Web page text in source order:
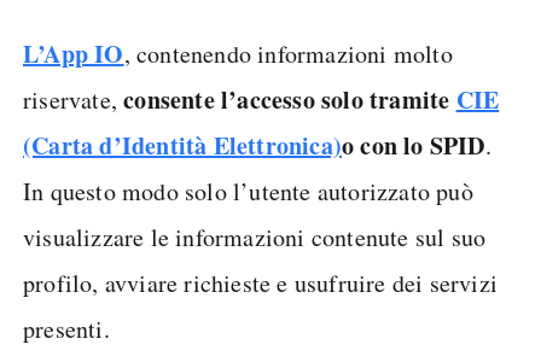
L’App IO, contenendo informazioni molto
riservate,consente l’accesso solo tramite CIE
(Carta d’Identità Elettronica)o con lo SPID.
In questo modo solo l’utente autorizzato può
visualizzare le informazioni contenute sul suo
profilo, avviare richieste e usufruire dei servizi
presenti.